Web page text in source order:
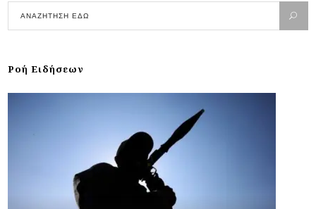
Ροή Ειδήσεων